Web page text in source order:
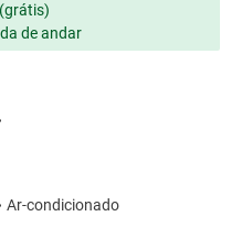
de andar
Ar-condicionado